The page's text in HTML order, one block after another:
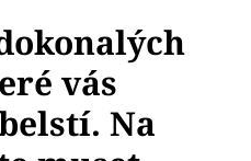
vás
Na